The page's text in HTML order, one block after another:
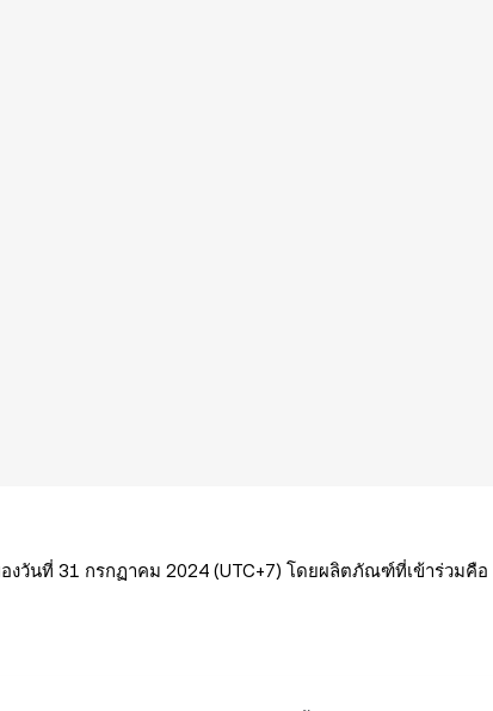
องวันที่ 31 กรกฏาคม 2024 (UTC+7) โดยผลิตภัณฑ์ที่เข้าร่วมคื